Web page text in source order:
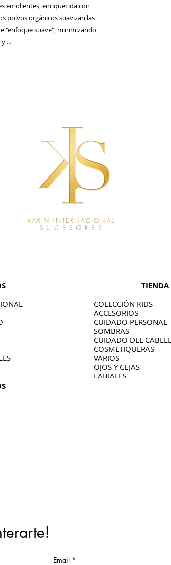
emolientes, enriquecida con
polvos orgánicos suavizan las
"enfoque suave", minimizando
...
TIENDA
COLECCIÓN KIDS
ACCESORIOS
CUIDADO PERSONAL
SOMBRAS
CUIDADO DEL
COSMETIQUERAS
VARIOS
OJOS Y CEJAS
LABIALES
Email